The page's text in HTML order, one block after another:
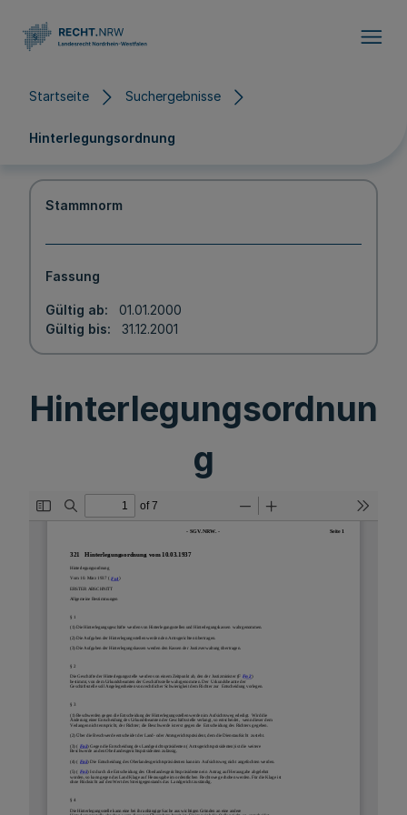
Startseite Suchergebnisse
Hinterlegungsordnung
Stammnorm
Fassung
Gültig ab
01.01.2000
Gültig bis
31.12.2001
Hinterlegungsordnun
g